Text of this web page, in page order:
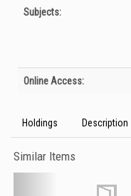
Subjects:
Online Access:
Holdings Description
Similar Items